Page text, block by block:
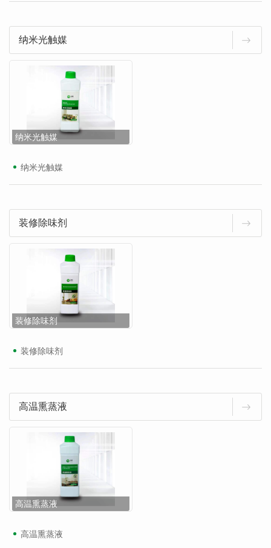
纳米光触媒
纳米光触媒
纳米光触媒
装修除味剂
装修除味剂
装修除味剂
高温熏蒸液
高温熏蒸液
高温熏蒸液